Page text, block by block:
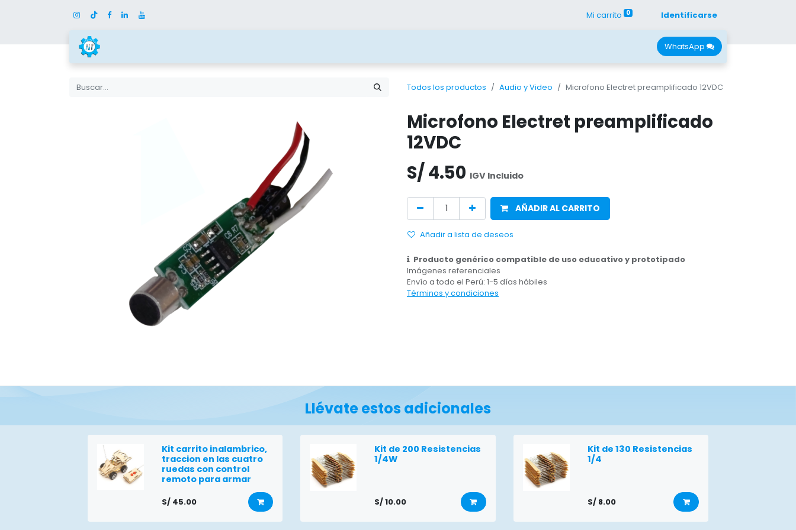
Mi carrito 0 Identificarse
WhatsApp
Todos los productos Audio y Video Microfono Electret preamplificado 12VDC
Microfono Electret preamplificado
12VDC
S/4.50 IGV Incluido
AÑADIR AL CARRITO
Añadir a lista de deseos
Producto genérico compatible de uso educativo y prototipado
Imágenes referenciales
Envío a todo el Perú: 1-5 días hábiles
Términos y condiciones
Llévate estos adicionales
Kit carrito inalambrico,
traccion en las cuatro
ruedas con control
remoto para armar
S/ 45.00
Kit de 200 Resistencias
1/4W
S/10.00
Kit de 130 Resistencias
1/4
S/ 8.00